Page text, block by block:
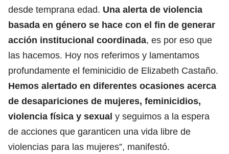
desde temprana edad. Una alerta de violencia
basada en género se hace con el fin de generar
acción institucional coordinada, es por eso que
las hacemos. Hoy nos referimos y lamentamos
profundamente el feminicidio de Elizabeth Castaño.
Hemos alertado en diferentes ocasiones acerca
de desapariciones de mujeres, feminicidios,
violencia física y sexual y seguimos a la espera
de acciones que garanticen una vida libre de
violencias para las mujeres”, manifestó.